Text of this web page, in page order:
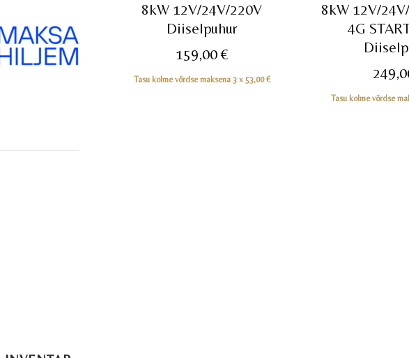
8kW 12V/24V/220V
Diiselpuhur
159,00 €
Tasu kolme võrdse maksena 3 x 53,00€
8kW 12V/
4G
Tasu kolme võrdse